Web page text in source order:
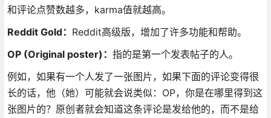
和评论点赞数越多，karma值就越高。
Reddit Gold： Reddit高级版，增加了许多功能和帮助。
OP (Original poster)： 指的是第一个发表帖子的人。
例如，如果有一个人发了一张图片，如果下面的评论变得很
长的话，他（她）可能就会说类似：OP，你是在哪里得到这
张图片的？原创者就会知道这条评论是发给他的，而不是给